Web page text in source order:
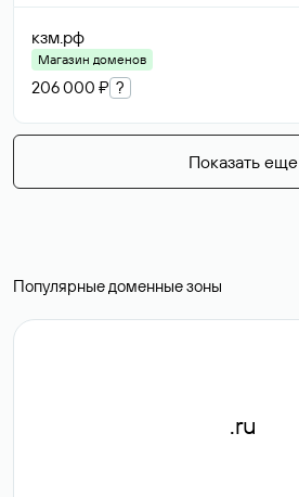
кзм.рф
Магазин доменов
206 000 ₽ ?
Показать еще
Популярные доменные зоны
.ru